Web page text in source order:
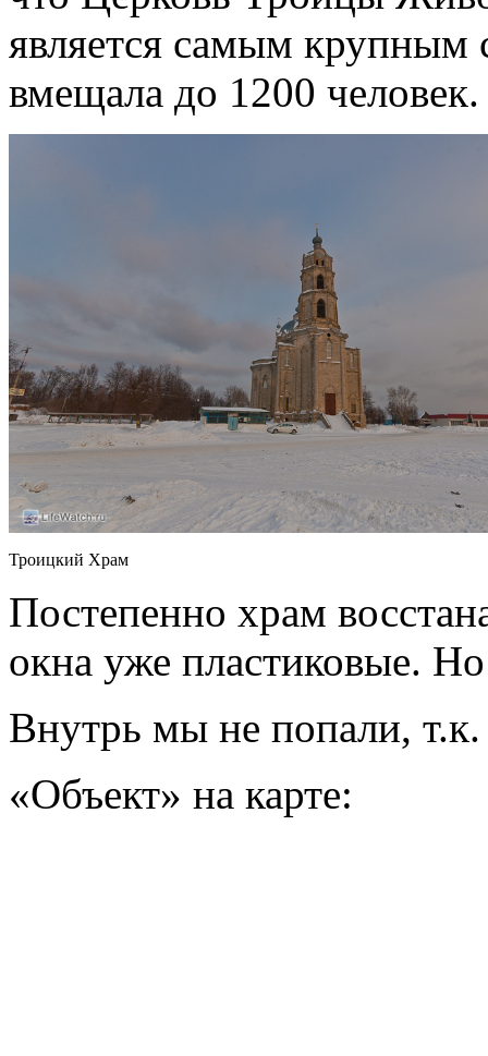
является самым крупным
вмещала до 1200 человек.
Троицкий Храм
Постепенно храм
окна уже пластиковые.
Внутрь мы не попали,
«Объект» на карте: